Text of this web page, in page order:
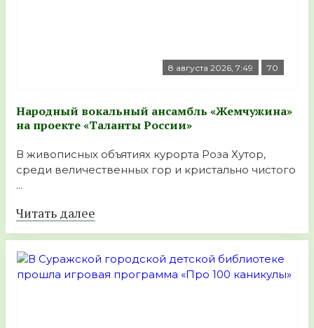
8 августа 2026, 7:49 70
Народный вокальный ансамбль «Жемчужина»
на проекте «Таланты России»
В живописных объятиях курорта Роза Хутор,
среди величественных гор и кристально чистого
...
Читать далее